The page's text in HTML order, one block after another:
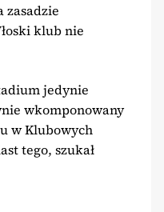
zasadzie
klub nie
jedynie
wkomponowany
w Klubowych
tego, szukał